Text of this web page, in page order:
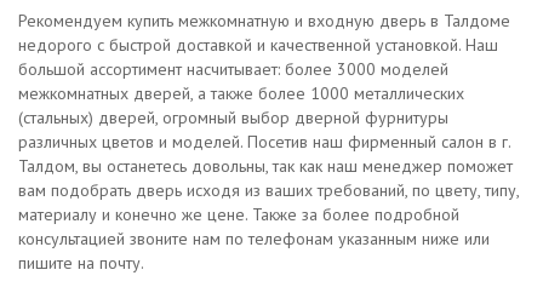
Рекомендуем купить межкомнатную и входную дверь в Талдоме
недорого с быстрой доставкой и качественной установкой. Наш
большой ассортимент насчитывает: более 3000 моделей
межкомнатных дверей, а также более 1000 металлических
(стальных) дверей, огромный выбор дверной фурнитуры
различных цветов и моделей. Посетив наш фирменный салон в г.
Талдом, вы останетесь довольны, так как наш менеджер поможет
вам подобрать дверь исходя из ваших требований, по цвету, типу,
материалу и конечно же цене. Также за более подробной
консультацией звоните нам по телефонам указанным ниже или
пишите на почту.